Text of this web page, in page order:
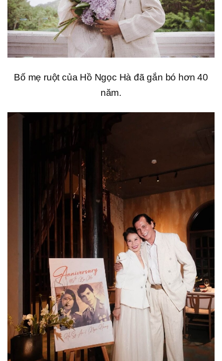
Bố mẹ ruột của Hồ Ngọc Hà đã gắn bó hơn 40
năm.